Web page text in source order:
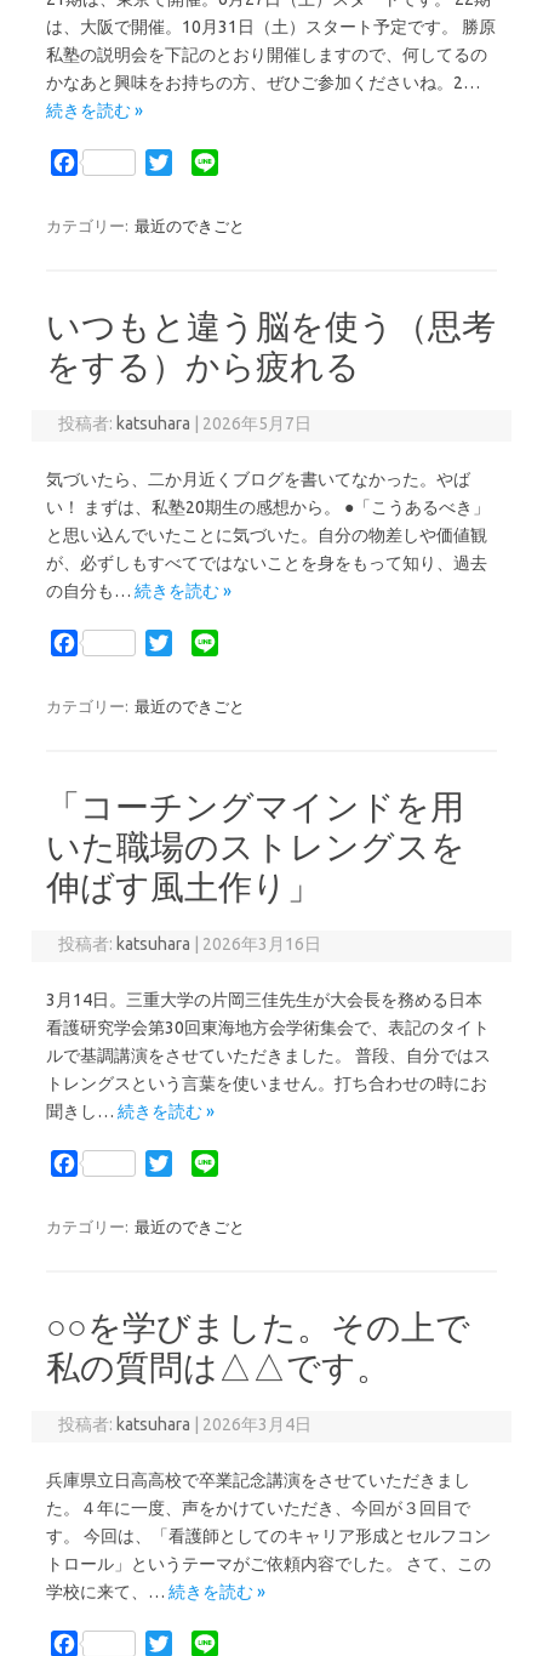
は、大阪で開催。10月31日（土）スタート予定です。 勝原
私塾の説明会を下記のとおり開催しますので、何してるの
かなあと興味をお持ちの方、ぜひご参加くださいね。2…
続きを読む »
F
o
i
r
n
カテゴリー: 最近のできごと
いつもと違う脳を使う（思考
をする）から疲れる
投稿者: katsuhara 2026年5月7日
気づいたら、二か月近くブログを書いてなかった。やば
い！ まずは、私塾20期生の感想から。 ●「こうあるべき」
と思い込んでいたことに気づいた。自分の物差しや価値観
が、必ずしもすべてではないことを身をもって知り、過去
の自分も… 続きを読む »
F
o
i
r
n
カテゴリー: 最近のできごと
「コーチングマインドを用
いた職場のストレングスを
伸ばす風土作り」
投稿者: katsuhara 2026年3月16日
3月14日。三重大学の片岡三佳先生が大会長を務める日本
看護研究学会第30回東海地方会学術集会で、表記のタイト
ルで基調講演をさせていただきました。 普段、自分ではス
トレングスという言葉を使いません。打ち合わせの時にお
聞きし… 続きを読む »
F
o
i
r
n
カテゴリー: 最近のできごと
○○を学びました。その上で
私の質問は△△です。
投稿者: katsuhara 2026年3月4日
兵庫県立日高高校で卒業記念講演をさせていただきまし
た。４年に一度、声をかけていただき、今回が３回目で
す。 今回は、「看護師としてのキャリア形成とセルフコン
トロール」というテーマがご依頼内容でした。 さて、この
学校に来て、… 続きを読む »
F